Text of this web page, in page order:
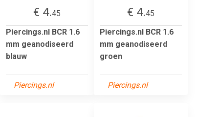
€ 4.45
Piercings.nl BCR 1.6
mm geanodiseerd
blauw
Piercings.nl
€ 4.45
Piercings.nl BCR 1.6
mm geanodiseerd
groen
Piercings.nl